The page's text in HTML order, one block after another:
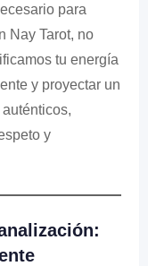
para
Nay Tarot, no
tu energía
y proyectar un
y